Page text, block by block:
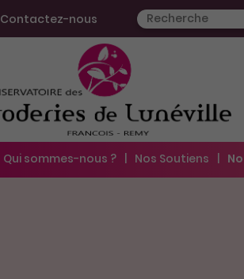
Contactez-nous
Qui sommes-nous ? Nos Soutiens